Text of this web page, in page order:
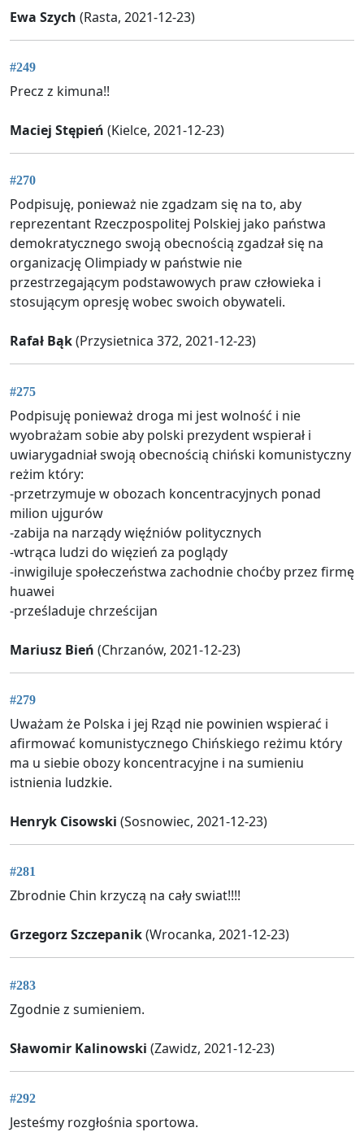
Ewa Szych (Rasta, 2021-12-23)
#249
Precz z kimuna!!
Maciej Stępień (Kielce, 2021-12-23)
#270
Podpisuję, ponieważ nie zgadzam się na to, aby
reprezentant Rzeczpospolitej Polskiej jako państwa
demokratycznego swoją obecnością zgadzał się na
organizację Olimpiady w państwie nie
przestrzegającym podstawowych praw człowieka i
stosującym opresję wobec swoich obywateli.
Rafał Bąk(Przysietnica 372, 2021-12-23)
#275
Podpisuję ponieważ droga mi jest wolność i nie
wyobrażam sobie aby polski prezydent wspierał i
uwiarygadniał swoją obecnością chiński komunistyczny
reżim który:
-przetrzymuje w obozach koncentracyjnych ponad
milion ujgurów
-zabija na narządy więźniów politycznych
-wtrąca ludzi do więzień za poglądy
-inwigiluje społeczeństwa zachodnie choćby przez firmę
huawei
-prześladuje chrześcijan
Mariusz Bień (Chrzanów, 2021-12-23)
#279
Uważam że Polska i jej Rząd nie powinien wspierać i
afirmować komunistycznego Chińskiego reżimu który
ma u siebie obozy koncentracyjne i na sumieniu
istnienia ludzkie.
Henryk Cisowski (Sosnowiec, 2021-12-23)
#281
Zbrodnie Chin krzyczą na cały swiat!!!!
Grzegorz Szczepanik(Wrocanka, 2021-12-23)
#283
Zgodnie z sumieniem.
Sławomir Kalinowski (Zawidz, 2021-12-23)
#292
Jesteśmy rozgłośnia sportowa.